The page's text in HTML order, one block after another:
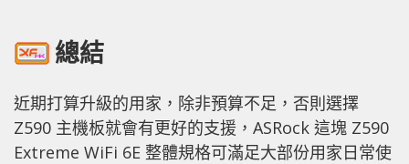
總結
近期打算升級的用家，除非預算不足，否則選擇
Z590 主機板就會有更好的支援，ASRock 這塊 Z590
Extreme WiFi 6E 整體規格可滿足大部份用家日常使